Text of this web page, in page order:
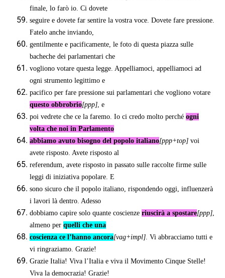
finale, lo farò io. Ci dovete
seguire e dovete far sentire la vostra voce. Dovete fare pressione.
Fatelo anche inviando,
gentilmente e pacificamente, le foto di questa piazza sulle
bacheche dei parlamentari che
vogliono votare questa legge. Appelliamoci, appelliamoci ad
ogni strumento legittimo e
pacifico per fare pressione sui parlamentari che vogliono votare
questo obbrobrio[ppp], e
poi vedrete che ce la faremo. Io ci credo molto perché ogni
volta che noi in Parlamento
abbiamo avuto bisogno del popolo italiano[ppp+top]voi
avete risposto. Avete risposto al
referendum, avete risposto in passato sulle raccolte firme sulle
leggi di iniziativa popolare. E
sono sicuro che il popolo italiano, rispondendo oggi, influenzerà
i lavori là dentro. Adesso
dobbiamo capire solo quante coscienze riuscirà a spostare[ppp],
almeno per quelli che una
coscienza ce l’hanno ancora[vag+impl]. Vi abbracciamo tutti e
vi ringraziamo. Grazie!
Grazie Italia! Viva l’Italia e viva il Movimento Cinque Stelle!
Viva la democrazia! Grazie!